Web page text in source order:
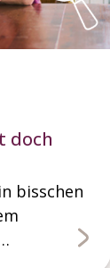
doch
bisschen